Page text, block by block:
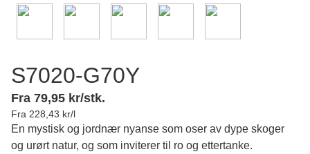
S7020-G70Y
Fra 79,95 kr/stk.
Fra 228,43 kr/l
En mystisk og jordnær nyanse som oser av dype skoger
og urørt natur, og som inviterer til ro og ettertanke.